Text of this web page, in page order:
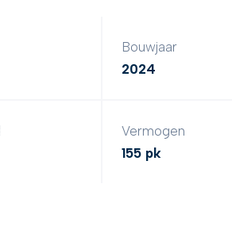
Bouwjaar
2024
Vermogen
155 pk